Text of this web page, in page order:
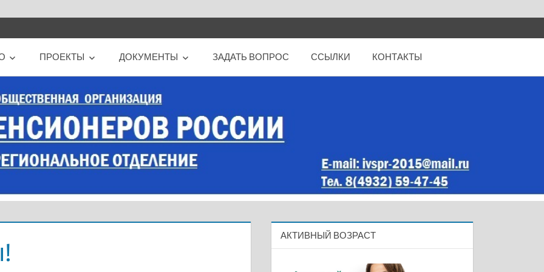
ПРОЕКТЫ ДОКУМЕНТЫ ЗАДАТЬ ВОПРОС ССЫЛКИ КОНТАКТЫ
АКТИВНЫЙ ВОЗРАСТ